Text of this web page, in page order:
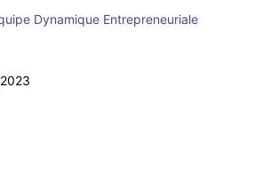
Dynamique Entrepreneuriale